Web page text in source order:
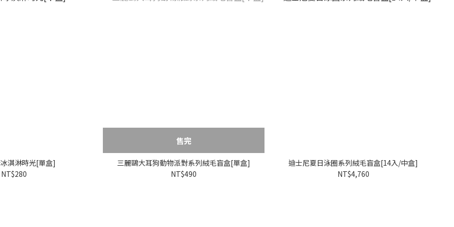
淇淋時光[單盒]
NT$280
售完
三麗鷗大耳狗動物派對系列絨毛盲盒[單盒]
NT$490
迪士尼夏日泳圈系列絨毛盲盒[14入/中盒]
NT$4,760